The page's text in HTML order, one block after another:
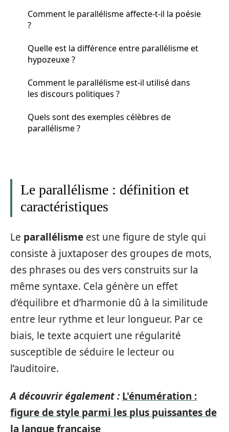
Comment le parallélisme affecte-t-il la poésie
?
Quelle est la différence entre parallélisme et
hypozeuxe ?
Comment le parallélisme est-il utilisé dans
les discours politiques ?
Quels sont des exemples célèbres de
parallélisme ?
Le parallélisme : définition et
caractéristiques
Le parallélisme est une figure de style qui
consiste à juxtaposer des groupes de mots,
des phrases ou des vers construits sur la
même syntaxe. Cela génère un effet
d’équilibre et d’harmonie dû à la similitude
entre leur rythme et leur longueur. Par ce
biais, le texte acquiert une régularité
susceptible de séduire le lecteur ou
l’auditoire.
A découvrir également : L'énumération :
figure de style parmi les plus puissantes de
la langue française